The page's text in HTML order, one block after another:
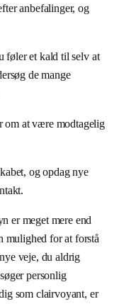
anbefalinger, og
føler et kald til selv at
de mange
om at være modtagelig
og opdag nye
er meget mere end
mulighed for at forstå
veje, du aldrig
personlig
som clairvoyant, er